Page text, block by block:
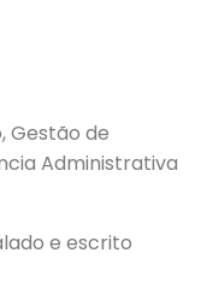
Gestão de
Administrativa
e escrito